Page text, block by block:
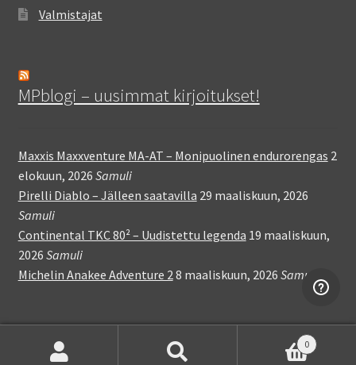
Valmistajat
MPblogi – uusimmat kirjoitukset!
Maxxis Maxxventure MA-AT – Monipuolinen endurorengas 2
elokuun, 2026 Samuli
Pirelli Diablo – Jälleen saatavilla 29 maaliskuun, 2026
Samuli
Continental TKC 80² – Uudistettu legenda 19 maaliskuun,
2026 Samuli
Michelin Anakee Adventure 28 maaliskuun, 2026 Samuli
0